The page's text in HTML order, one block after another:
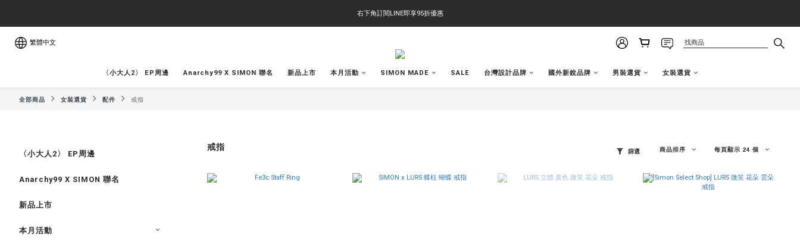
右下角訂閱LINE即享95折優惠
右下角訂閱LINE即享95折優惠
繁體中文
〈小大人2〉 EP周邊 Anarchy99 X SIMON 聯名 新品上市 本月活動 SIMON MADE SALE 台灣設計品牌 國外新銳品牌 男裝選貨 女裝選貨
全部商品 女裝選貨 配件 戒指
〈小大人2〉 EP周邊
Anarchy99 X SIMON 聯名
新品上市
本月活動
戒指 篩選 商品排序 每頁顯示 24 個